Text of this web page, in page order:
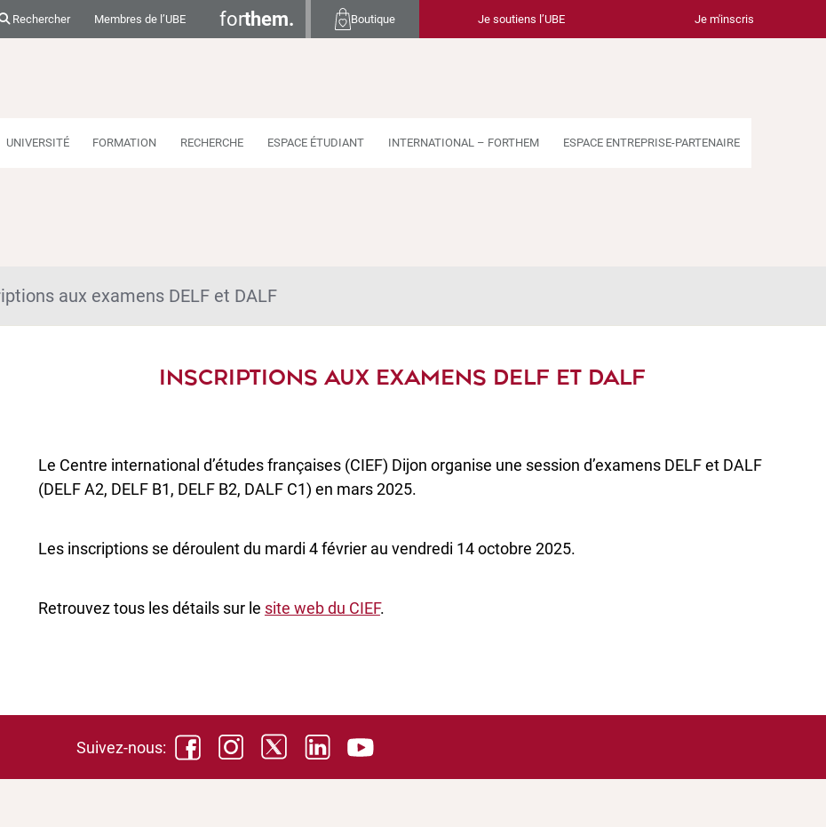
Rechercher Membres de l’UBE forthem. Boutique Je soutiens l’UBE Je m'inscris
UNIVERSITÉ FORMATION RECHERCHE ESPACE ÉTUDIANT INTERNATIONAL – FORTHEM ESPACE ENTREPRISE-PARTENAIRE
aux examens DELF et DALF
INSCRIPTIONS AUX EXAMENS DELF ET DALF
Le Centre international d’études françaises (CIEF) Dijon organise une session d’examens DELF et DALF
(DELF A2, DELF B1, DELF B2, DALF C1) en mars 2025.
Les inscriptions se déroulent du mardi 4 février au vendredi 14 octobre 2025.
Retrouvez tous les détails sur le site web du CIEF.
Suivez-nous: